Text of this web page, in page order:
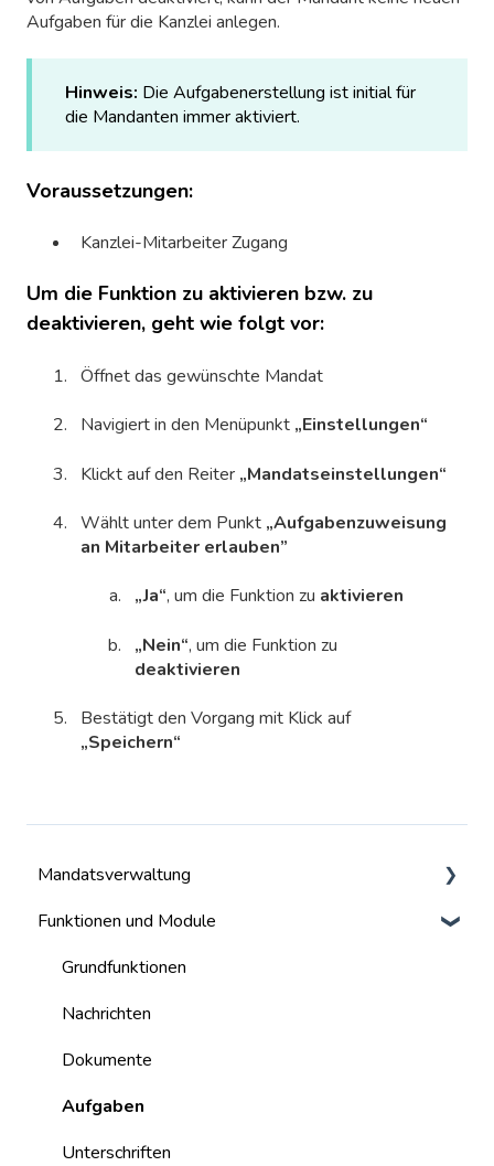
Aufgaben für die Kanzlei anlegen.
Hinweis: Die Aufgabenerstellung ist initial für
die Mandanten immer aktiviert.
Voraussetzungen:
Kanzlei-Mitarbeiter Zugang
Um die Funktion zu aktivieren bzw. zu
deaktivieren, geht wie folgt vor:
Öffnet das gewünschte Mandat
Navigiert in den Menüpunkt „Einstellungen“
Klickt auf den Reiter „Mandatseinstellungen“
Wählt unter dem Punkt „Aufgabenzuweisung
an Mitarbeiter erlauben”
„Ja“, um die Funktion zu aktivieren
„Nein“, um die Funktion zu
deaktivieren
Bestätigt den Vorgang mit Klick auf
„Speichern“
Mandatsverwaltung
Mandate
Benutzer
Funktionen und Module
Grundfunktionen
Nachrichten
Dokumente
Aufgaben
Unterschriften